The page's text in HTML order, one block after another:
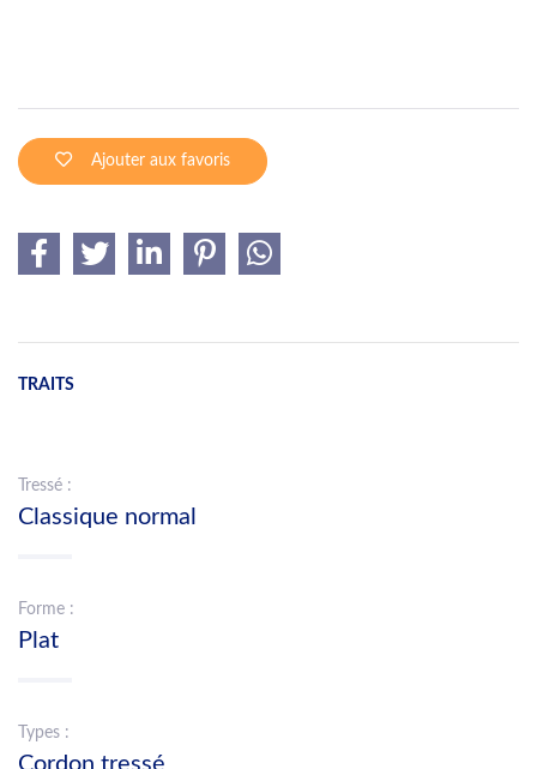
Ajouter aux favoris
TRAITS
Tressé :
Classique normal
Forme :
Plat
Types :
Cordon tressé